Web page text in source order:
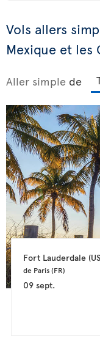
Vols allers
Mexique et les
Aller simple de
Fort Lauderdale
de Paris (FR)
09 sept.